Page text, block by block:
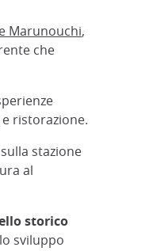
Marunouchi,
che
ristorazione.
stazione
al
storico
sviluppo